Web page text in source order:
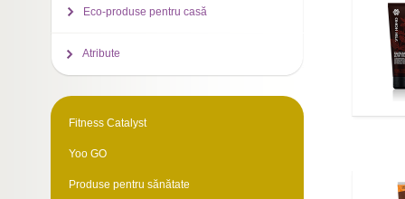
Eco-produse pentru casă
Atribute
Fitness Catalyst
Yoo GO
Produse pentru sănătate